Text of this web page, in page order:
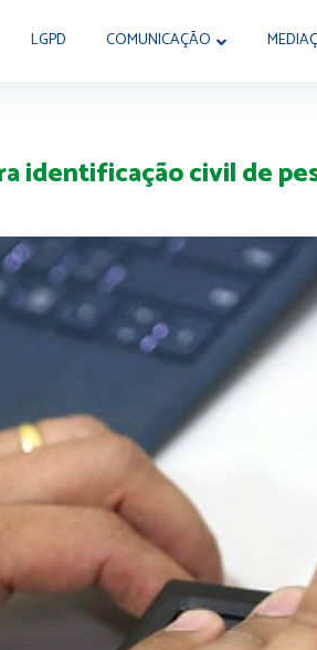
LGPD COMUNICAÇÃO
identificação civil de